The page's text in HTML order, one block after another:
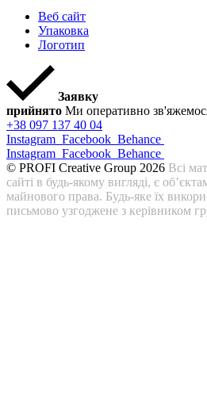
Веб сайт
Упаковка
Логотип
Заявку
прийнято Ми оперативно
+38 097 137 40 04
Instagram Facebook Behance
Instagram Facebook Behance
© PROFI Creative Group 2026 Всі
сайті в будь-якому вигляді, є
майнового права. Будь-яке їх
письмово узгоджене з керівником